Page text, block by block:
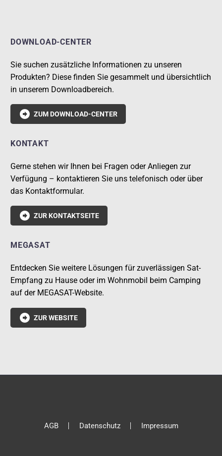
DOWNLOAD-CENTER
Sie suchen zusätzliche Informationen zu unseren
Produkten? Diese finden Sie gesammelt und übersichtlich
in unserem Downloadbereich.
 ZUM DOWNLOAD-CENTER
KONTAKT
Gerne stehen wir Ihnen bei Fragen oder Anliegen zur
Verfügung – kontaktieren Sie uns telefonisch oder über
das Kontaktformular.
 ZUR KONTAKTSEITE
MEGASAT
Entdecken Sie weitere Lösungen für zuverlässigen Sat-
Empfang zu Hause oder im Wohnmobil beim Camping
auf der MEGASAT-Website.
 ZUR WEBSITE
AGB Datenschutz Impressum